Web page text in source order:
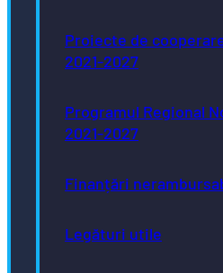
Proiecte de
2021-2027
Programul Regional
2021-2027
Finanțări
Legături utile